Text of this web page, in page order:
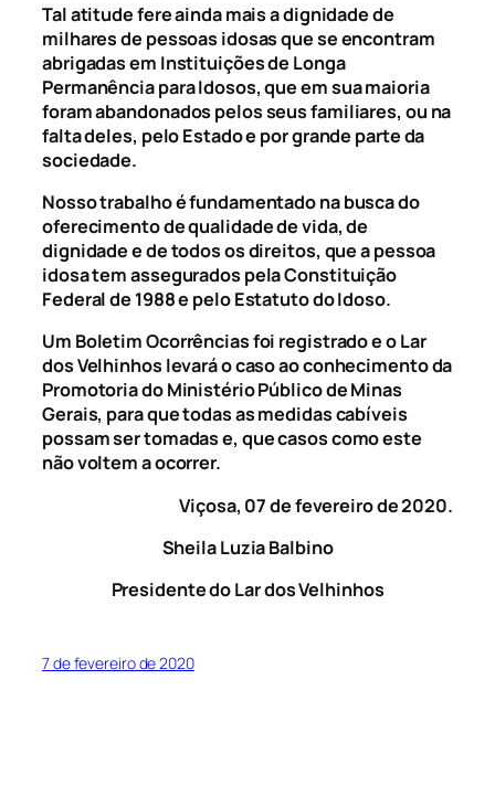
Tal atitude fere ainda mais a dignidade de
milhares de pessoas idosas que se encontram
abrigadas em Instituições de Longa
Permanência para Idosos, que em sua maioria
foram abandonados pelos seus familiares, ou na
falta deles, pelo Estado e por grande parte da
sociedade.
Nosso trabalho é fundamentado na busca do
oferecimento de qualidade de vida, de
dignidade e de todos os direitos, que a pessoa
idosa tem assegurados pela Constituição
Federal de 1988 e pelo Estatuto do Idoso.
Um Boletim Ocorrências foi registrado e o Lar
dos Velhinhos levará o caso ao conhecimento da
Promotoria do Ministério Público de Minas
Gerais, para que todas as medidas cabíveis
possam ser tomadas e, que casos como este
não voltem a ocorrer.
Viçosa, 07 de fevereiro de 2020.
Sheila Luzia Balbino
Presidente do Lar dos Velhinhos
7 de fevereiro de 2020